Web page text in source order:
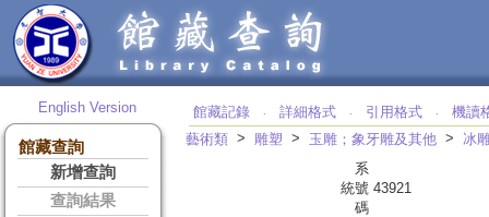
English Version
館藏查詢
新增查詢
查詢結果
館藏記錄 ‧ 詳細格式 ‧ 引用格式 ‧
機讀
藝術類 > 雕塑 > 玉雕；象牙雕及其他 > 冰
系
統號
碼
43921